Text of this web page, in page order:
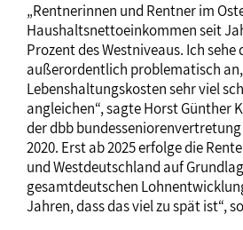
„Rentnerinnen und Rentner im
Haushaltsnettoeinkommen seit
Prozent des Westniveaus. Ich sehe
außerordentlich problematisch
Lebenshaltungskosten sehr viel
angleichen“, sagte Horst Günther
der dbb
2020. Erst ab 2025 erfolge die
und Westdeutschland auf
gesamtdeutschen
Jahren, dass das viel zu spät ist“,